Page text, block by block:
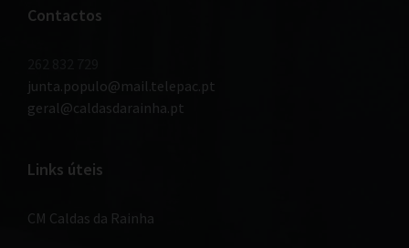
Contactos
junta.populo@mail.telepac.pt
geral@caldasdarainha.pt
Links úteis
CM Caldas da Rainha